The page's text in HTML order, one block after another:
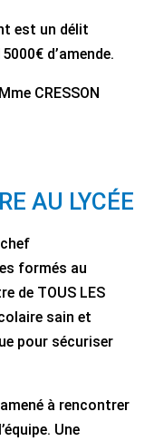
est un délit
d’amende.
CRESSON
AU LYCÉE
formés au
de TOUS LES
sain et
pour sécuriser
à rencontrer
Une